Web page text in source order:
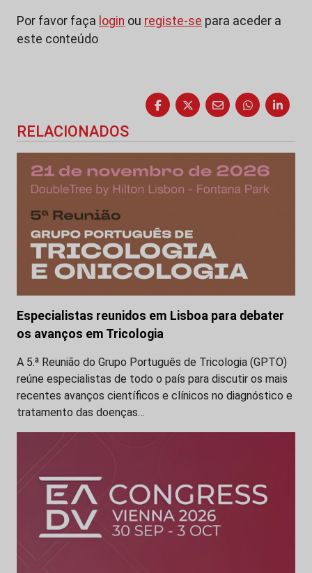
Por favor faça login ou registe-se para aceder a
este conteúdo
RELACIONADOS
Especialistas reunidos em Lisboa para debater
os avanços em Tricologia
A 5.ª Reunião do Grupo Português de Tricologia (GPTO)
reúne especialistas de todo o país para discutir os mais
recentes avanços científicos e clínicos no diagnóstico e
tratamento das doenças…